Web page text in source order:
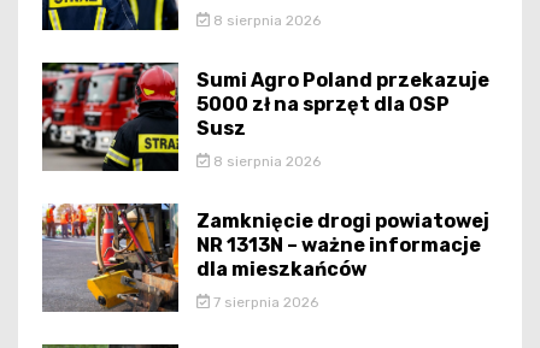
8 sierpnia 2026
Sumi Agro Poland przekazuje
5000 zł na sprzęt dla OSP
Susz
8 sierpnia 2026
Zamknięcie drogi powiatowej
NR 1313N – ważne informacje
dla mieszkańców
7 sierpnia 2026